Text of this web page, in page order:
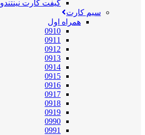
گیفت کارت نینتندو
سیم کارت
همراه اول
0910
0911
0912
0913
0914
0915
0916
0917
0918
0919
0990
0991